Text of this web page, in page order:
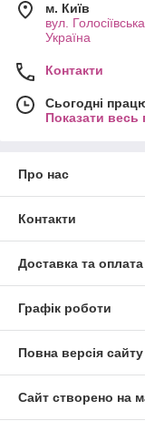
м. Київ
вул.
Україна
Контакти
Сьогодні
Показати весь
Про нас
Контакти
Доставка та оплата
Графік роботи
Повна версія сайту
Сайт створено на